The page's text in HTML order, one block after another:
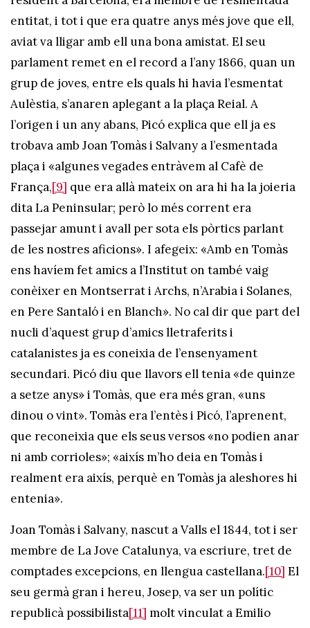
entitat, i tot i que era quatre anys més jove que ell,
aviat va lligar amb ell una bona amistat. El seu
parlament remet en el record a l’any 1866, quan un
grup de joves, entre els quals hi havia l’esmentat
Aulèstia, s’anaren aplegant a la plaça Reial. A
l’origen i un any abans, Picó explica que ell ja es
trobava amb Joan Tomàs i Salvany a l’esmentada
plaça i «algunes vegades entràvem al Cafè de
França,[9] que era allà mateix on ara hi ha la joieria
dita La Peninsular; però lo més corrent era
passejar amunt i avall per sota els pòrtics parlant
de les nostres aficions». I afegeix: «Amb en Tomàs
ens havíem fet amics a l’Institut on també vaig
conèixer en Montserrat i Archs, n’Arabia i Solanes,
en Pere Santaló i en Blanch». No cal dir que part del
nucli d’aquest grup d’amics lletraferits i
catalanistes ja es coneixia de l’ensenyament
secundari. Picó diu que llavors ell tenia «de quinze
a setze anys» i Tomàs, que era més gran, «uns
dinou o vint». Tomàs era l’entès i Picó, l’aprenent,
que reconeixia que els seus versos «no podien anar
ni amb corrioles»; «aixís m’ho deia en Tomàs i
realment era aixís, perquè en Tomàs ja aleshores hi
entenia».
Joan Tomàs i Salvany, nascut a Valls el 1844, tot i ser
membre de La Jove Catalunya, va escriure, tret de
comptades excepcions, en llengua castellana.[10] El
seu germà gran i hereu, Josep, va ser un polític
republicà possibilista[11] molt vinculat a Emilio